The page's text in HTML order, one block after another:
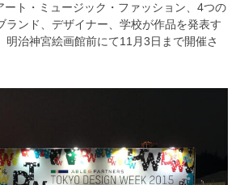
ート・ミュージック・ファッション、4つの
ランド、デザイナー、学校が作品を発表す
明治神宮絵画館前にて11月3日まで開催さ